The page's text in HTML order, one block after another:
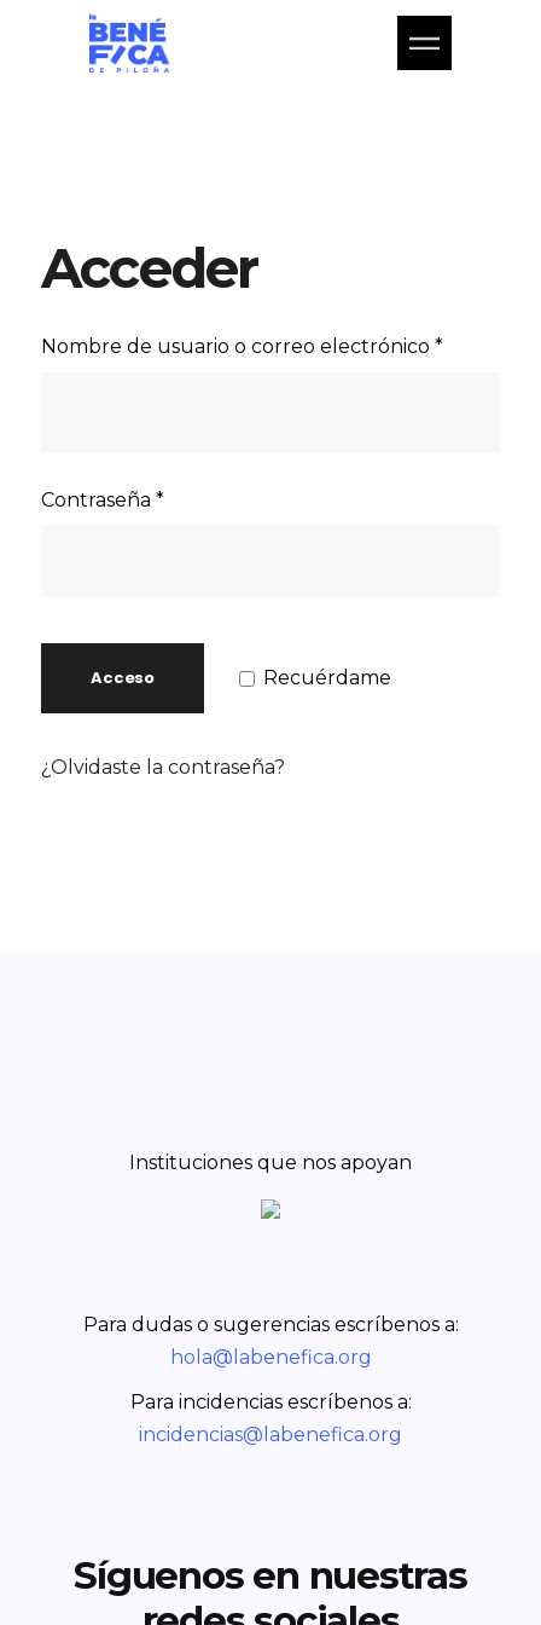
Acceder
Nombre de usuario o correo electrónico *
Contraseña *
Recuérdame
Acceso
¿Olvidaste la contraseña?
Para dudas o sugerencias escríbenos a:
hola@labenefica.org
Para incidencias escríbenos a:
incidencias@labenefica.org
Instituciones que nos apoyan
Síguenos en nuestras